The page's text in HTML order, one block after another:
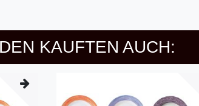
KAUFTEN AUCH: